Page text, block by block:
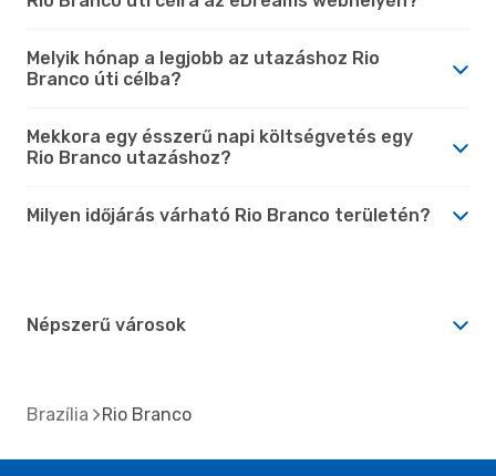
Melyik hónap a legjobb az utazáshoz Rio
Branco úti célba?
Mekkora egy ésszerű napi költségvetés egy
Rio Branco utazáshoz?
Milyen időjárás várható Rio Branco területén?
Népszerű városok
Brazília Rio Branco